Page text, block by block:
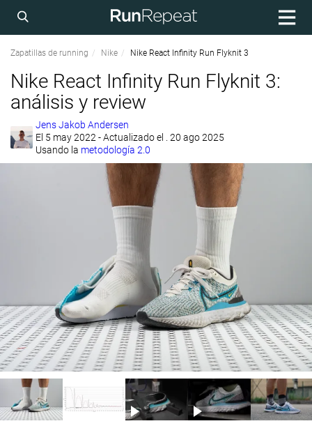
Zapatillas de running Nike Nike React Infinity Run Flyknit 3
Nike React Infinity Run Flyknit 3:
análisis y review
Jens Jakob Andersen
El 5 may 2022 - Actualizado el . 20 ago 2025
Usando la metodología 2.0